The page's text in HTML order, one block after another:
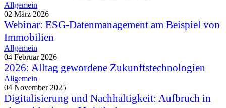
Allgemein
02 März 2026
Webinar: ESG-Datenmanagement am Beispiel von
Immobilien
Allgemein
04 Februar 2026
2026: Alltag gewordene Zukunftstechnologien
Allgemein
04 November 2025
Digitalisierung und Nachhaltigkeit: Aufbruch in